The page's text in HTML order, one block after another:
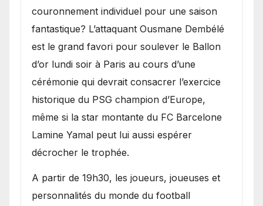
couronnement individuel pour une saison
fantastique? L’attaquant Ousmane Dembélé
est le grand favori pour soulever le Ballon
d’or lundi soir à Paris au cours d’une
cérémonie qui devrait consacrer l’exercice
historique du PSG champion d’Europe,
même si la star montante du FC Barcelone
Lamine Yamal peut lui aussi espérer
décrocher le trophée.
A partir de 19h30, les joueurs, joueuses et
personnalités du monde du football